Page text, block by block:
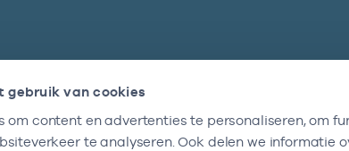
gebruik van cookies
om content en advertenties te personaliseren, om
te analyseren. Ook delen we informatie
Nieuwsbrief